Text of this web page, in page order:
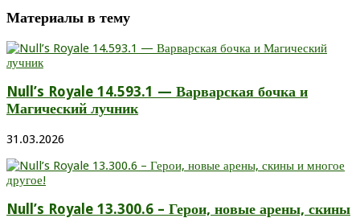
Материалы в тему
Null’s Royale 14.593.1 — Варварская бочка и
Магический лучник
31.03.2026
Null’s Royale 13.300.6 – Герои, новые арены, скины